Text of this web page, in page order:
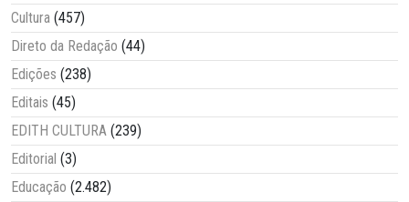
Cultura (457)
Direto da Redação (44)
Edições (238)
Editais (45)
EDITH CULTURA (239)
Editorial (3)
Educação (2.482)